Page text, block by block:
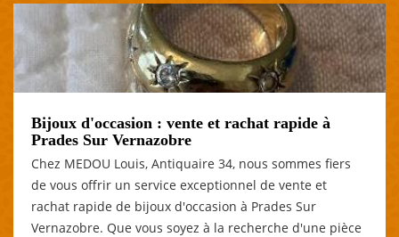
Bijoux d'occasion : vente et rachat rapide à
Prades Sur Vernazobre
Chez MEDOU Louis, Antiquaire 34, nous sommes fiers
de vous offrir un service exceptionnel de vente et
rachat rapide de bijoux d'occasion à Prades Sur
Vernazobre. Que vous soyez à la recherche d'une pièce